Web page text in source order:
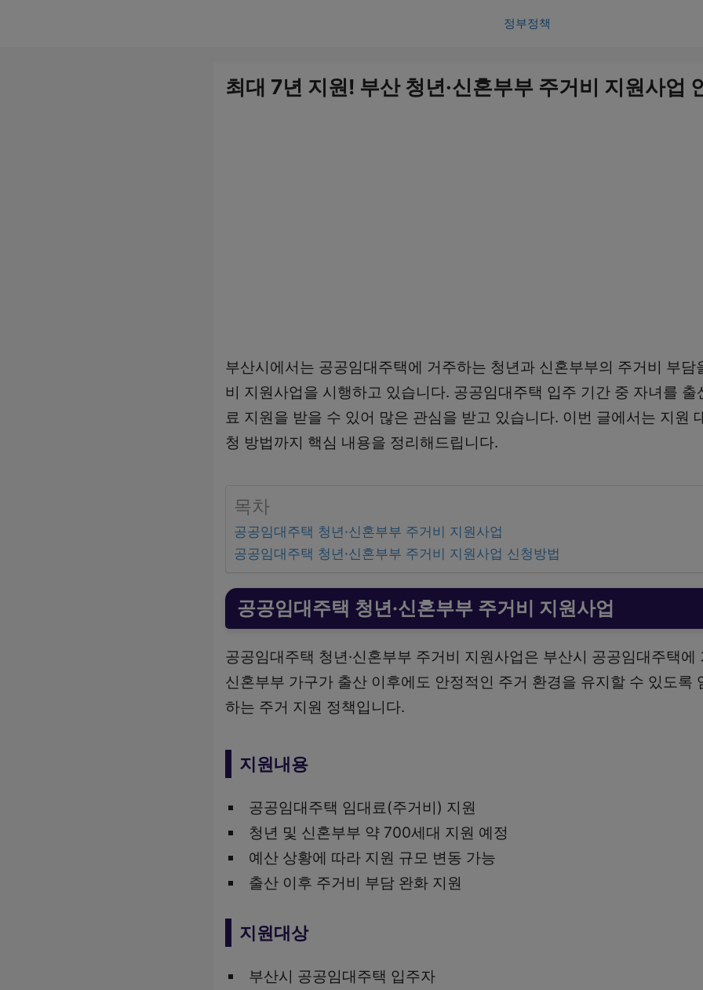
정부정책
최대 7년 지원! 부산 청년·신혼부부 주거비 지원사업
부산시에서는 공공임대주택에 거주하는 청년과 신혼부부의 주거비 부담
비 지원사업을 시행하고 있습니다. 공공임대주택 입주 기간 중 자녀를
료 지원을 받을 수 있어 많은 관심을 받고 있습니다. 이번 글에서는 지원
청 방법까지 핵심 내용을 정리해드립니다.
목차
공공임대주택 청년·신혼부부 주거비 지원사업
공공임대주택 청년·신혼부부 주거비 지원사업 신청방법
공공임대주택 청년·신혼부부 주거비 지원사업
공공임대주택 청년·신혼부부 주거비 지원사업은 부산시 공공임대주택에
신혼부부 가구가 출산 이후에도 안정적인 주거 환경을 유지할 수 있도록
하는 주거 지원 정책입니다.
지원내용
공공임대주택 임대료(주거비) 지원
청년 및 신혼부부 약 700세대 지원 예정
예산 상황에 따라 지원 규모 변동 가능
출산 이후 주거비 부담 완화 지원
지원대상
부산시 공공임대주택 입주자